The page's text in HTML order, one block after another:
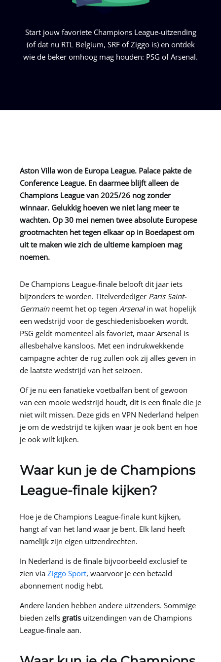
Start jouw favoriete Champions League-uitzending
(of dat nu RTL Belgium, SRF of Ziggo is) en ontdek
wie de beker omhoog mag houden: PSG of Arsenal.
Aston Villa won de Europa League. Palace pakte de
Conference League. En daarmee blijft alleen de
Champions League van 2025/26 nog zonder
winnaar. Gelukkig hoeven we niet lang meer te
wachten. Op 30 mei nemen twee absolute Europese
grootmachten het tegen elkaar op in Boedapest om
uit te maken wie zich de ultieme kampioen mag
noemen.
De Champions League-finale belooft dit jaar iets
bijzonders te worden. Titelverdediger Paris Saint-
Germainneemt het op tegen Arsenalin wat hopelijk
een wedstrijd voor de geschiedenisboeken wordt.
PSG geldt momenteel als favoriet, maar Arsenal is
allesbehalve kansloos. Met een indrukwekkende
campagne achter de rug zullen ook zij alles geven in
de laatste wedstrijd van het seizoen.
Of je nu een fanatieke voetbalfan bent of gewoon
van een mooie wedstrijd houdt, dit is een finale die je
niet wilt missen. Deze gids en VPN Nederland helpen
je om de wedstrijd te kijken waar je ook bent en hoe
je ook wilt kijken.
Waar kun je de Champions
League-finale kijken?
Hoe je de Champions League-finale kunt kijken,
hangt af van het land waar je bent. Elk land heeft
namelijk zijn eigen uitzendrechten.
In Nederland is de finale bijvoorbeeld exclusief te
zien via Ziggo Sport, waarvoor je een betaald
abonnement nodig hebt.
Andere landen hebben andere uitzenders. Sommige
bieden zelfs gratis uitzendingen van de Champions
League-finale aan.